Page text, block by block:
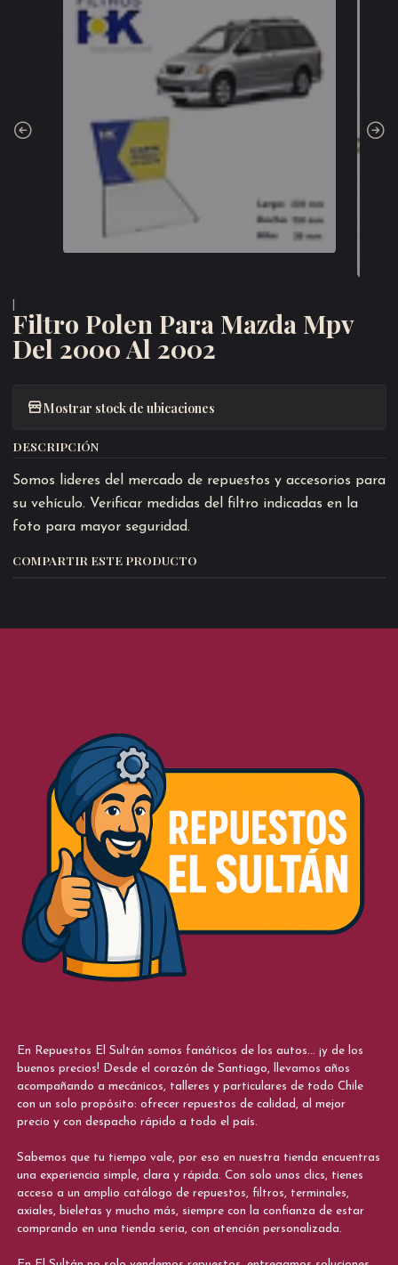
Filtro Polen Para Mazda Mpv
Del 2000 Al 2002
Mostrar stock de ubicaciones
DESCRIPCIÓN
Somos lideres del mercado de repuestos y accesorios para
su vehículo. Verificar medidas del filtro indicadas en la
foto para mayor seguridad.
COMPARTIR ESTE PRODUCTO
En Repuestos El Sultán somos fanáticos de los autos... ¡y de los
buenos precios! Desde el corazón de Santiago, llevamos años
acompañando a mecánicos, talleres y particulares de todo Chile
con un solo propósito: ofrecer repuestos de calidad, al mejor
precio y con despacho rápido a todo el país.
Sabemos que tu tiempo vale, por eso en nuestra tienda encuentras
una experiencia simple, clara y rápida. Con solo unos clics, tienes
acceso a un amplio catálogo de repuestos, filtros, terminales,
axiales, bieletas y mucho más, siempre con la confianza de estar
comprando en una tienda seria, con atención personalizada.